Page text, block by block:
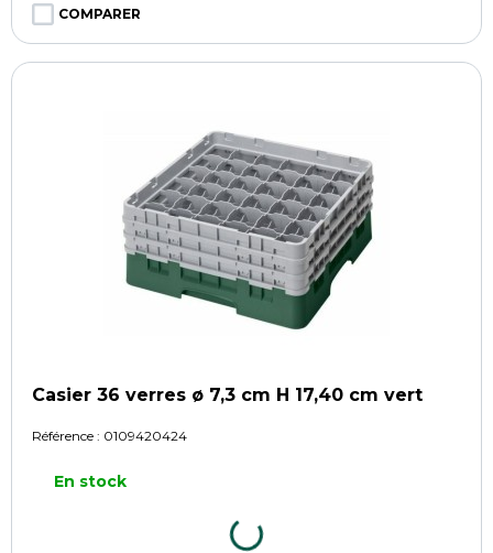
COMPARER
Casier 36 verres ø 7,3 cm H 17,40 cm vert
Référence : 0109420424
En stock